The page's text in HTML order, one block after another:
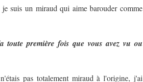
suis un miraud qui aime barouder comme
toute première fois que vous avez vu ou
pas totalement miraud à l'origine, j'ai